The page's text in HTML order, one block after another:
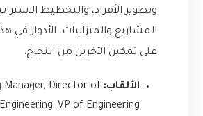
وتطوير الأفراد، والتخطيط
المشاريع والميزانيات. الأدوار في
على تمكين الآخرين من النجاح.
الألقاب: Manager, Director of
Engineering, VP of Engineering.